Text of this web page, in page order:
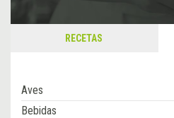
RECETAS
Aves
Bebidas